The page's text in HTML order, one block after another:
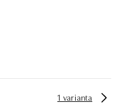
náušnice se dokonale
1 varianta